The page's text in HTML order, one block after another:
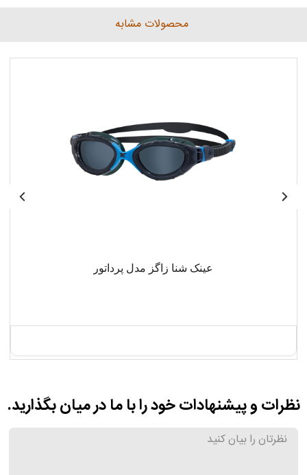
محصولات مشابه
عینک شنا زاگز مدل پرداتور
نظرات و پیشنهادات خود را با ما در میان بگذارید.